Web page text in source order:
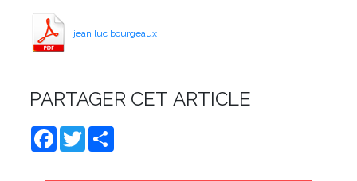
jean luc bourgeaux
PARTAGER CET ARTICLE
FacebookTwitter